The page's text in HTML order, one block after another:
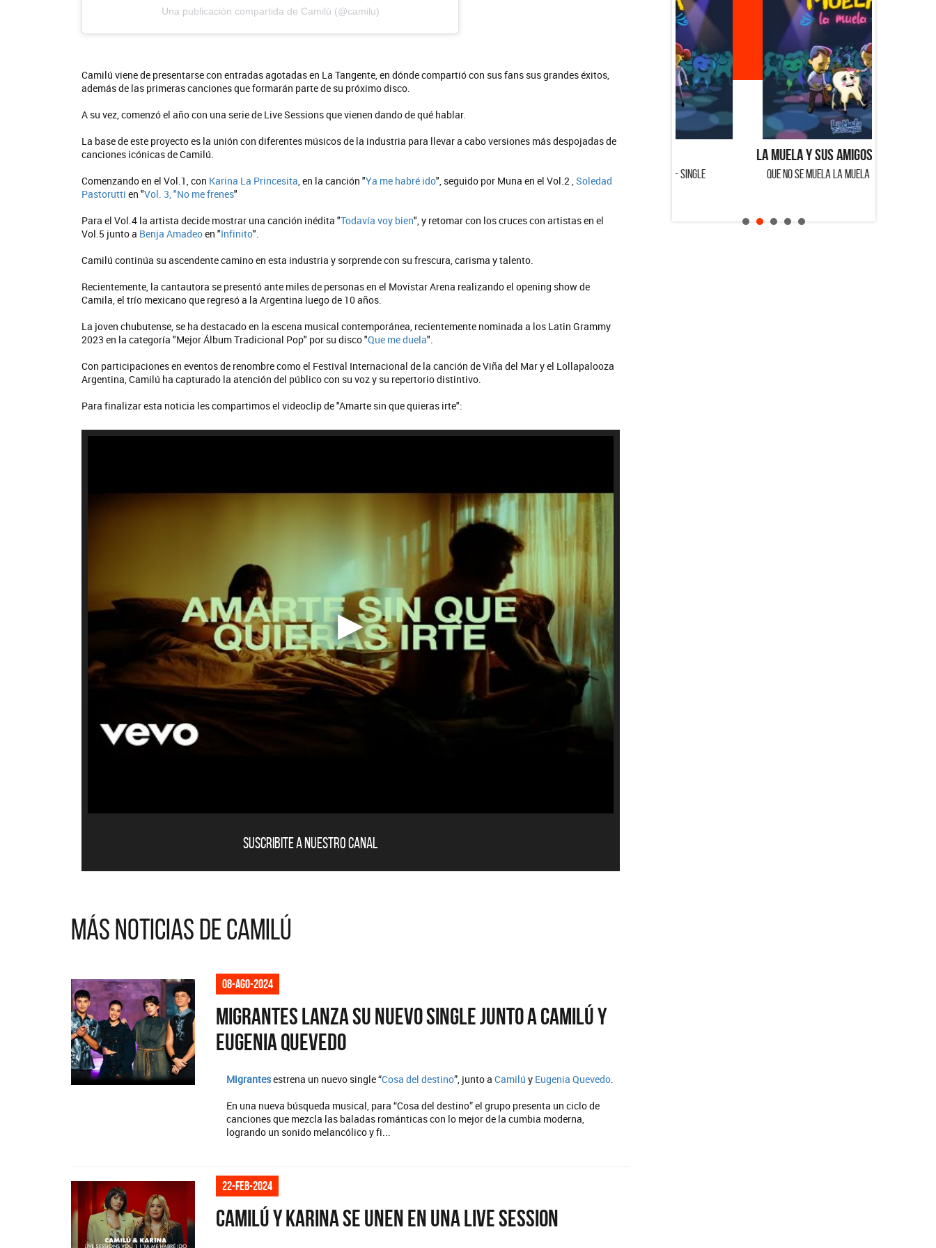
Una publicación compartida de Camilú (@camilu)
Camilú viene de presentarse con entradas agotadas en La Tangente, en dónde compartió con sus fans sus grandes éxitos,
además de las primeras canciones que formarán parte de su próximo disco.
A su vez, comenzó el año con una serie de Live Sessions que vienen dando de qué hablar.
La base de este proyecto es la unión con diferentes músicos de la industria para llevar a cabo versiones más despojadas de
canciones icónicas de Camilú.
Comenzando en el Vol.1, con Karina La Princesita , en la canción "Ya me habré ido", seguido por Muna en el Vol.2 , Soledad
Pastorutti en "Vol. 3, "No me frenes"
Para el Vol.4 la artista decide mostrar una canción inédita "Todavía voy bien", y retomar con los cruces con artistas en el
Vol.5 junto a Benja Amadeoen "Infinito".
Camilú continúa su ascendente camino en esta industria y sorprende con su frescura, carisma y talento.
Recientemente, la cantautora se presentó ante miles de personas en el Movistar Arena realizando el opening show de
Camila, el trío mexicano que regresó a la Argentina luego de 10 años.
La joven chubutense, se ha destacado en la escena musical contemporánea, recientemente nominada a los Latin Grammy
2023 en la categoría "Mejor Álbum Tradicional Pop" por su disco "Que me duela".
Con participaciones en eventos de renombre como el Festival Internacional de la canción de Viña del Mar y el Lollapalooza
Argentina, Camilú ha capturado la atención del público con su voz y su repertorio distintivo.
Para finalizar esta noticia les compartimos el videoclip de "Amarte sin que quieras irte":
Suscribite a nuestro canal
Más noticias de Camilú
08-ago-2024
Migrantes lanza su nuevo single junto a Camilú y
Eugenia Quevedo
Migrantesestrena un nuevo single “Cosa del destino”, junto aCamilú y Eugenia Quevedo
En una nueva búsqueda musical, para “Cosa del destino” el grupo presenta un ciclo de
canciones que mezcla las baladas románticas con lo mejor de la cumbia moderna,
logrando un sonido melancólico y fi...
22-feb-2024
Camilú y Karina se unen en una Live Session
EN EL CIBER (LADO BE) - EP QUE NO SE MUELA LA MUELA - SINGLE
La Muela y Sus Amigos
QUE NO SE MUELA LA MUELA - SINGLE